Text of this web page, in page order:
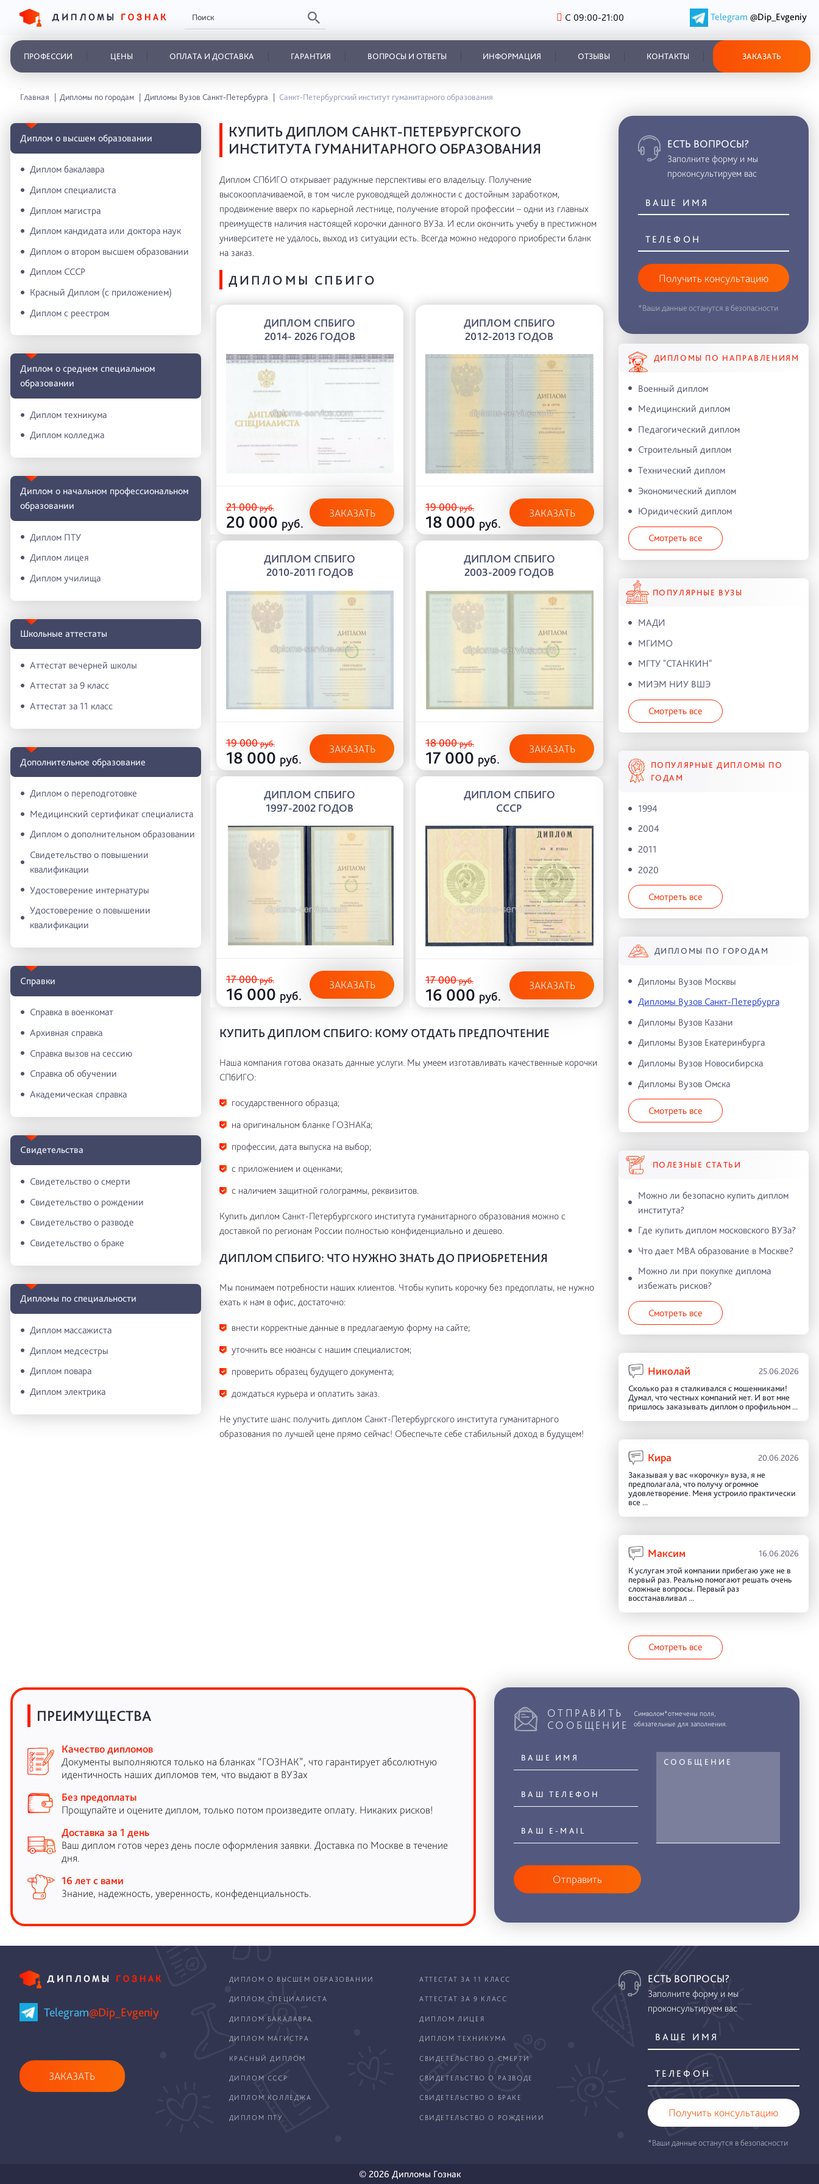
С 09:00-21:00 Telegram @Dip_Evgeniy
ПРОФЕССИИ ЦЕНЫ ОПЛАТА И ДОСТАВКА ГАРАНТИЯ ВОПРОСЫ И ОТВЕТЫ ИНФОРМАЦИЯ ОТЗЫВЫ КОНТАКТЫ ЗАКАЗАТЬ
Главная Дипломы по городам Дипломы Вузов Санкт-Петербурга Санкт-Петербургский институт гуманитарного образования
Диплом о высшем образовании
Диплом бакалавра
Диплом специалиста
Диплом магистра
Диплом кандидата или доктора наук
Диплом о втором высшем образовании
Диплом СССР
Красный Диплом (с приложением)
Диплом с реестром
Диплом о среднем специальном
образовании
Диплом техникума
Диплом колледжа
Диплом о начальном профессиональном
oбразовании
Диплом ПТУ
Диплом лицея
Диплом училища
Школьные аттестаты
Аттестат вечерней школы
Аттестат за 9 класс
Аттестат за 11 класс
Дополнительное образование
Диплом о переподготовке
Медицинский сертификат специалиста
Диплом о дополнительном образовании
Свидетельство о повышении
квалификации
Удостоверение интернатуры
Удостоверение о повышении
квалификации
Справки
Справка в военкомат
Архивная справка
Справка вызов на сессию
Справка об обучении
Академическая справка
Свидетельства
Свидетельство о смерти
Свидетельство о рождении
Свидетельство о разводе
Свидетельство о браке
Дипломы по специальности
Диплом массажиста
Диплом медсестры
Диплом повара
Диплом электрика
КУПИТЬ ДИПЛОМ САНКТ-ПЕТЕРБУРГСКОГО
ИНСТИТУТА ГУМАНИТАРНОГО ОБРАЗОВАНИЯ
Диплом СПбИГО открывает радужные перспективы его владельцу. Получение
высокооплачиваемой, в том числе руководящей должности с достойным заработком,
продвижение вверх по карьерной лестнице, получение второй профессии – одни из главных
преимуществ наличия настоящей корочки данного ВУЗа. И если окончить учебу в престижном
университете не удалось, выход из ситуации есть. Всегда можно недорого приобрести бланк
на заказ.
ДИПЛОМЫ СПБИГО
ДИПЛОМ СПБИГО
2014- 2026 ГОДОВ
21 000руб.
20 000 руб.
ЗАКАЗАТЬ
ДИПЛОМ СПБИГО
2012-2013 ГОДОВ
19 000руб.
18 000 руб.
ЗАКАЗАТЬ
ДИПЛОМ СПБИГО
2010-2011 ГОДОВ
19 000руб.
18 000 руб.
ЗАКАЗАТЬ
ДИПЛОМ СПБИГО
2003-2009 ГОДОВ
18 000руб.
17 000 руб.
ЗАКАЗАТЬ
ДИПЛОМ СПБИГО
1997-2002 ГОДОВ
17 000руб.
16 000 руб.
ЗАКАЗАТЬ
ДИПЛОМ СПБИГО
СССР
17 000руб.
16 000 руб.
ЗАКАЗАТЬ
КУПИТЬ ДИПЛОМ СПБИГО: КОМУ ОТДАТЬ ПРЕДПОЧТЕНИЕ
Наша компания готова оказать данные услуги. Мы умеем изготавливать качественные корочки
СПбИГО:
государственного образца;
на оригинальном бланке ГОЗНАКа;
профессии, дата выпуска на выбор;
с приложением и оценками;
с наличием защитной голограммы, реквизитов.
Купить диплом Санкт-Петербургского института гуманитарного образования можно с
доставкой по регионам России полностью конфиденциально и дешево.
ДИПЛОМ СПБИГО: ЧТО НУЖНО ЗНАТЬ ДО ПРИОБРЕТЕНИЯ
Мы понимаем потребности наших клиентов. Чтобы купить корочку без предоплаты, не нужно
ехать к нам в офис, достаточно:
внести корректные данные в предлагаемую форму на сайте;
уточнить все нюансы с нашим специалистом;
проверить образец будущего документа;
дождаться курьера и оплатить заказ.
Не упустите шанс получить диплом Санкт-Петербургского института гуманитарного
образования по лучшей цене прямо сейчас! Обеспечьте себе стабильный доход в будущем!
ЕСТЬ ВОПРОСЫ?
Заполните форму и мы
проконсультируем вас
Получить консультацию
*Ваши данные останутся в безопасности
ДИПЛОМЫ ПО НАПРАВЛЕНИЯМ
Военный диплом
Медицинский диплом
Педагогический диплом
Строительный диплом
Технический диплом
Экономический диплом
Юридический диплом
Смотреть все
ПОПУЛЯРНЫЕ ВУЗЫ
МАДИ
МГИМО
МГТУ "СТАНКИН"
МИЭМ НИУ ВШЭ
Смотреть все
ПОПУЛЯРНЫЕ ДИПЛОМЫ ПО
ГОДАМ
1994
2004
2011
2020
Смотреть все
ДИПЛОМЫ ПО ГОРОДАМ
Дипломы Вузов Москвы
Дипломы Вузов Санкт-Петербурга
Дипломы Вузов Казани
Дипломы Вузов Екатеринбурга
Дипломы Вузов Новосибирска
Дипломы Вузов Омска
Смотреть все
ПОЛЕЗНЫЕ СТАТЬИ
Можно ли безопасно купить диплом
института?
Где купить диплом московского ВУЗа?
Что дает MBA образование в Москве?
Можно ли при покупке диплома
избежать рисков?
Смотреть все
Николай 25.06.2026
Сколько раз я сталкивался с мошенниками!
Думал, что честных компаний нет. И вот мне
пришлось заказывать диплом о профильном ...
Кира 20.06.2026
Заказывая у вас «корочку» вуза, я не
предполагала, что получу огромное
удовлетворение. Меня устроило практически
все ...
Максим 16.06.2026
К услугам этой компании прибегаю уже не в
первый раз. Реально помогают решать очень
сложные вопросы. Первый раз
восстанавливал ...
Смотреть все
ПРЕИМУЩЕСТВА
Качество дипломов
Документы выполняются только на бланках “ГОЗНАК”, что гарантирует абсолютную
идентичность наших дипломов тем, что выдают в ВУЗах
Без предоплаты
Прощупайте и оцените диплом, только потом произведите оплату. Никаких рисков!
Доставка за 1 день
Ваш диплом готов через день после оформления заявки. Доставка по Москве в течение
дня.
16 лет с вами
Знание, надежность, уверенность, конфеденциальность.
ОТПРАВИТЬ
СООБЩЕНИЕ
Символом*отмечены поля,
обязательные для заполнения.
Отправить
Telegram@Dip_Evgeniy
ЗАКАЗАТЬ
ДИПЛОМ О ВЫСШЕМ ОБРАЗОВАНИИ АТТЕСТАТ ЗА 11 КЛАСС
ДИПЛОМ СПЕЦИАЛИСТА АТТЕСТАТ ЗА 9 КЛАСС
ДИПЛОМ БАКАЛАВРА ДИПЛОМ ЛИЦЕЯ
ДИПЛОМ МАГИСТРА ДИПЛОМ ТЕХНИКУМА
КРАСНЫЙ ДИПЛОМ СВИДЕТЕЛЬСТВО О СМЕРТИ
ДИПЛОМ СССР СВИДЕТЕЛЬСТВО О РАЗВОДЕ
ДИПЛОМ КОЛЛЕДЖА СВИДЕТЕЛЬСТВО О БРАКЕ
ДИПЛОМ ПТУ СВИДЕТЕЛЬСТВО О РОЖДЕНИИ
ЕСТЬ ВОПРОСЫ?
Заполните форму и мы
проконсультируем вас
Получить консультацию
*Ваши данные останутся в безопасности
© 2026 Дипломы Гознак